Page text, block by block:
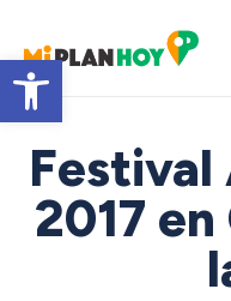
Abrir barra de herramientas
2017